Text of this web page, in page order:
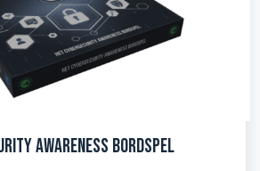
Awareness Bordspel